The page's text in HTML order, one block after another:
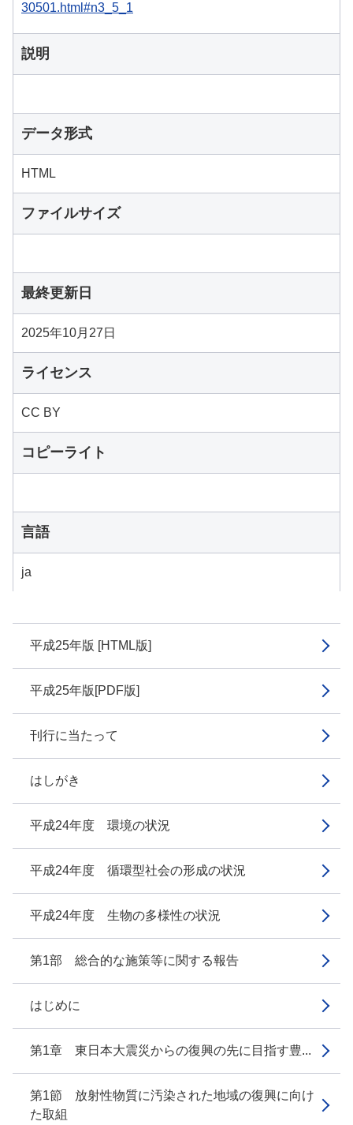
平成25年版 [HTML版]
平成25年版[PDF版]
刊行に当たって
はしがき
平成24年度 環境の状況
平成24年度 循環型社会の形成の状況
平成24年度 生物の多様性の状況
第1部 総合的な施策等に関する報告
はじめに
第1章 東日本大震災からの復興の先に目指す豊...
第1節 放射性物質に汚染された地域の復興に向け
た取組
30501.html#n3_5_1
説明
データ形式
HTML
ファイルサイズ
最終更新日
2025年10月27日
ライセンス
CC BY
コピーライト
言語
ja